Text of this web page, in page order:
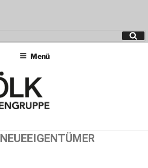
Menü
NEUEEIGENTÜMER